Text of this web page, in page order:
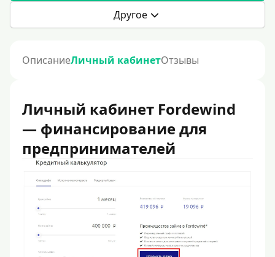
Другое
ОписаниеЛичный кабинетОтзывы
Личный кабинет Fordewind
— финансирование для
предпринимателей